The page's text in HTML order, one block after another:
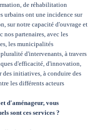
de réhabilitation
urbains ont une incidence sur
sur notre capacité d'ouvrage et
nos partenaires, avec les
les municipalités
d'intervenants, à travers
d'efficacité, d'innovation,
des initiatives, à conduire des
les différents acteurs
d'aménageur, vous
sont ces services ?